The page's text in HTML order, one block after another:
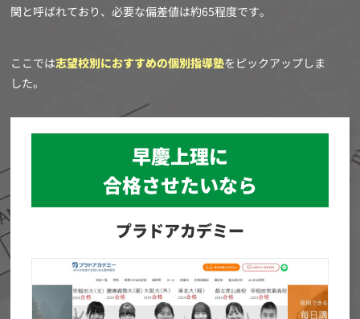
関と呼ばれており、必要な偏差値は約65程度です。
ここでは志望校別におすすめの個別指導塾をピックアップしま
した。
早慶上理に
合格させたいなら
プラドアカデミー